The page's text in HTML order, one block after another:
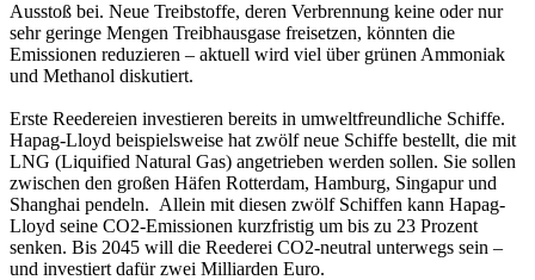
Ausstoß bei. Neue Treibstoffe, deren Verbrennung keine oder nur
sehr geringe Mengen Treibhausgase freisetzen, könnten die
Emissionen reduzieren – aktuell wird viel über grünen Ammoniak
und Methanol diskutiert.
Erste Reedereien investieren bereits in umweltfreundliche Schiffe.
Hapag-Lloyd beispielsweise hat zwölf neue Schiffe bestellt, die mit
LNG (Liquified Natural Gas) angetrieben werden sollen. Sie sollen
zwischen den großen Häfen Rotterdam, Hamburg, Singapur und
Shanghai pendeln. Allein mit diesen zwölf Schiffen kann Hapag-
Lloyd seine CO2-Emissionen kurzfristig um bis zu 23 Prozent
senken. Bis 2045 will die Reederei CO2-neutral unterwegs sein –
und investiert dafür zwei Milliarden Euro.